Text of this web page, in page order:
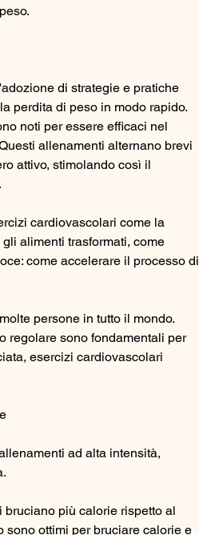
di strategie e pratiche
perdita di peso in modo rapido.
noti per essere efficaci nel
allenamenti alternano brevi
attivo, stimolando così il
cardiovascolari come la
alimenti trasformati, come
come accelerare il processo di
persone in tutto il mondo.
regolare sono fondamentali per
esercizi cardiovascolari
ad alta intensità,
bruciano più calorie rispetto al
sono ottimi per bruciare calorie e